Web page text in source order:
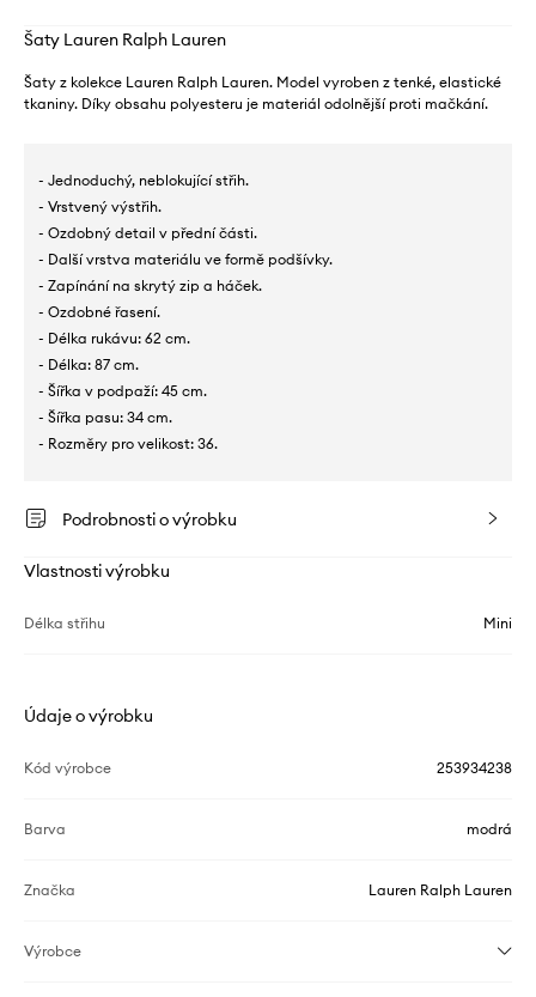
Šaty Lauren Ralph Lauren
Šaty z kolekce Lauren Ralph Lauren. Model vyroben z tenké, elastické
tkaniny. Díky obsahu polyesteru je materiál odolnější proti mačkání.
- Jednoduchý, neblokující střih.
- Vrstvený výstřih.
- Ozdobný detail v přední části.
- Další vrstva materiálu ve formě podšívky.
- Zapínání na skrytý zip a háček.
- Ozdobné řasení.
- Délka rukávu: 62 cm.
- Délka: 87 cm.
- Šířka v podpaží: 45 cm.
- Šířka pasu: 34 cm.
- Rozměry pro velikost: 36.
Podrobnosti o výrobku
Vlastnosti výrobku
Délka střihu Mini
Údaje o výrobku
Kód výrobce 253934238
Barva modrá
Značka Lauren Ralph Lauren
Výrobce